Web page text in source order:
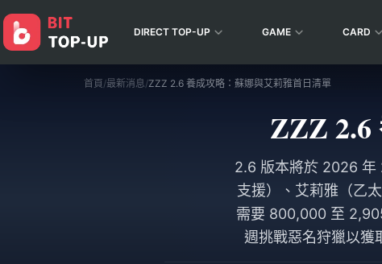
DIRECT TOP-UP GAME CARD
首頁/最新消息/ZZZ 2.6 養成攻略：蘇娜與艾莉雅首日清單
ZZZ
2.6 版本將於 2026 年
支援）、艾莉雅（乙
需要 800,000 至
週挑戰惡名狩獵以獲